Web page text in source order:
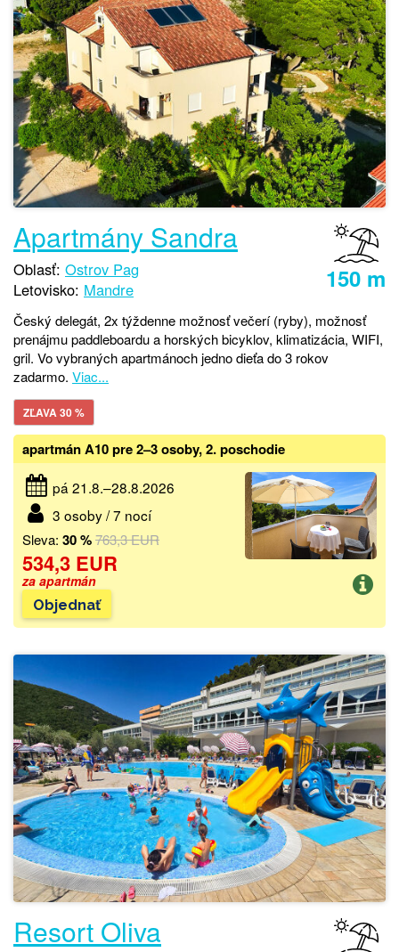
150 m
Apartmány Sandra
Oblasť: Ostrov Pag
Letovisko: Mandre
Český delegát, 2x týždenne možnosť večerí (ryby), možnosť
prenájmu paddleboardu a horských bicyklov, klimatizácia, WIFI,
gril. Vo vybraných apartmánoch jedno dieťa do 3 rokov
zadarmo. Viac...
ZĽAVA 30 %
apartmán A10 pre 2–3 osoby, 2. poschodie
pá 21.8.–28.8.2026
3 osoby / 7 nocí
Sleva: 30 %763,3 EUR
534,3 EUR
za apartmán
Objednať
Resort Oliva